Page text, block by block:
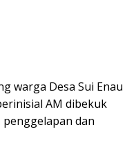
warga Desa Sui Enau
AM dibekuk
dan